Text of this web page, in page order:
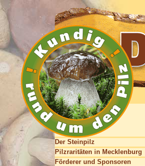
Der Steinpilz
Pilzraritäten in Mecklenburg
Förderer und Sponsoren